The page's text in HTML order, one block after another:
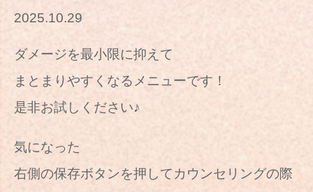
2025.10.29
ダメージを最小限に抑えて
まとまりやすくなるメニューです！
是非お試しください♪
気になった
右側の保存ボタンを押してカウンセリングの際